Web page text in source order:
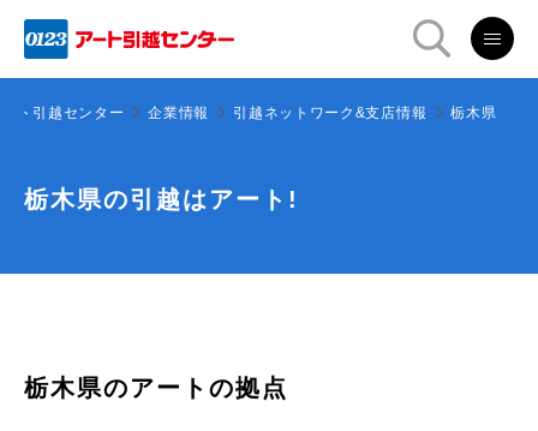
ト引越センター 企業情報 引越ネットワーク&支店情報 栃木県
栃木県の引越はアート!
栃木県のアートの拠点